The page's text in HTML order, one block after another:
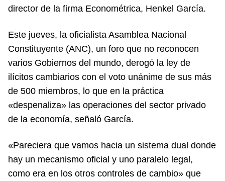
director de la firma Econométrica, Henkel García.
Este jueves, la oficialista Asamblea Nacional
Constituyente (ANC), un foro que no reconocen
varios Gobiernos del mundo, derogó la ley de
ilícitos cambiarios con el voto unánime de sus más
de 500 miembros, lo que en la práctica
«despenaliza» las operaciones del sector privado
de la economía, señaló García.
«Pareciera que vamos hacia un sistema dual donde
hay un mecanismo oficial y uno paralelo legal,
como era en los otros controles de cambio» que